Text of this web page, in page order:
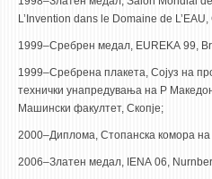
L’Invention dans le Domaine de
1999–Сребрен медал, EUREKA 99,
1999–Сребрена плакета, Сојуз на
технички унапредувања на Р
Машински факултет, Скопје;
2000–Диплома, Стопанска комора на
2006–Златен медал, IENA 06,